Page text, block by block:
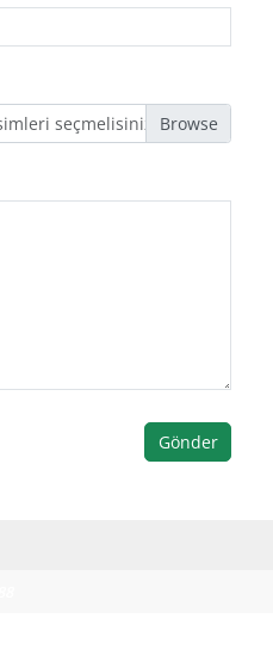
seçmelisiniz
Gönder